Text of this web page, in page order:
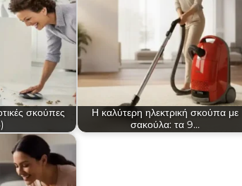
σκούπες
Η καλύτερη ηλεκτρική σκούπα με
σακούλα: τα 9…